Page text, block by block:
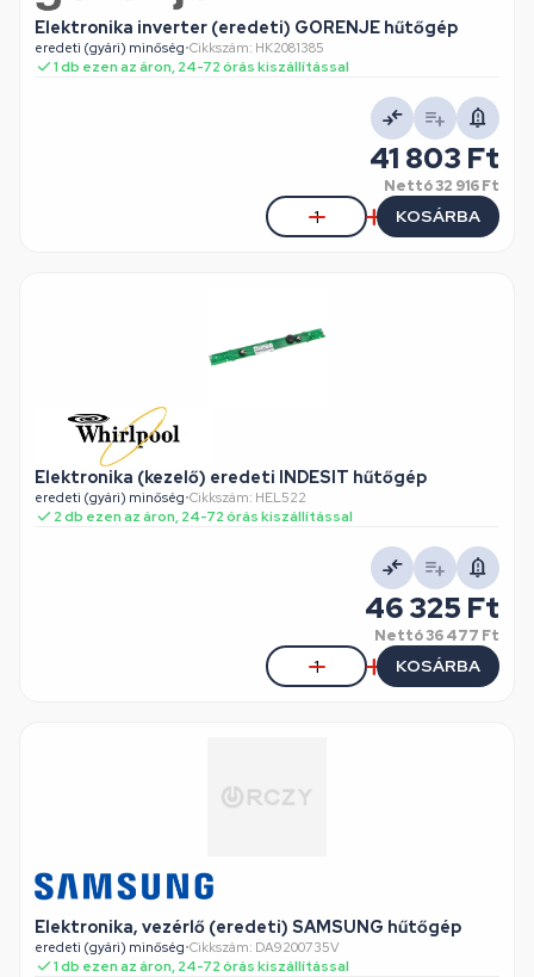
Elektronika inverter (eredeti) GORENJE hűtőgép
eredeti (gyári) minőség•Cikkszám: HK2081385
1 db ezen az áron, 24-72 órás kiszállítással
41 803 Ft
Nettó32 916 Ft
KOSÁRBA
Elektronika (kezelő) eredeti INDESIT hűtőgép
eredeti (gyári) minőség•Cikkszám: HEL522
2 db ezen az áron, 24-72 órás kiszállítással
46 325 Ft
Nettó36 477 Ft
KOSÁRBA
Elektronika, vezérlő (eredeti) SAMSUNG hűtőgép
eredeti (gyári) minőség•Cikkszám: DA9200735V
1 db ezen az áron, 24-72 órás kiszállítással